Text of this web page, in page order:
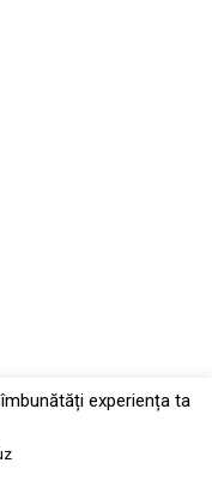
experiența ta